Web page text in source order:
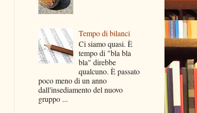
Tempo di bilanci
Ci siamo quasi. È
tempo di "bla bla
bla" direbbe
qualcuno. È passato
poco meno di un anno
dall'insediamento del nuovo
gruppo ...